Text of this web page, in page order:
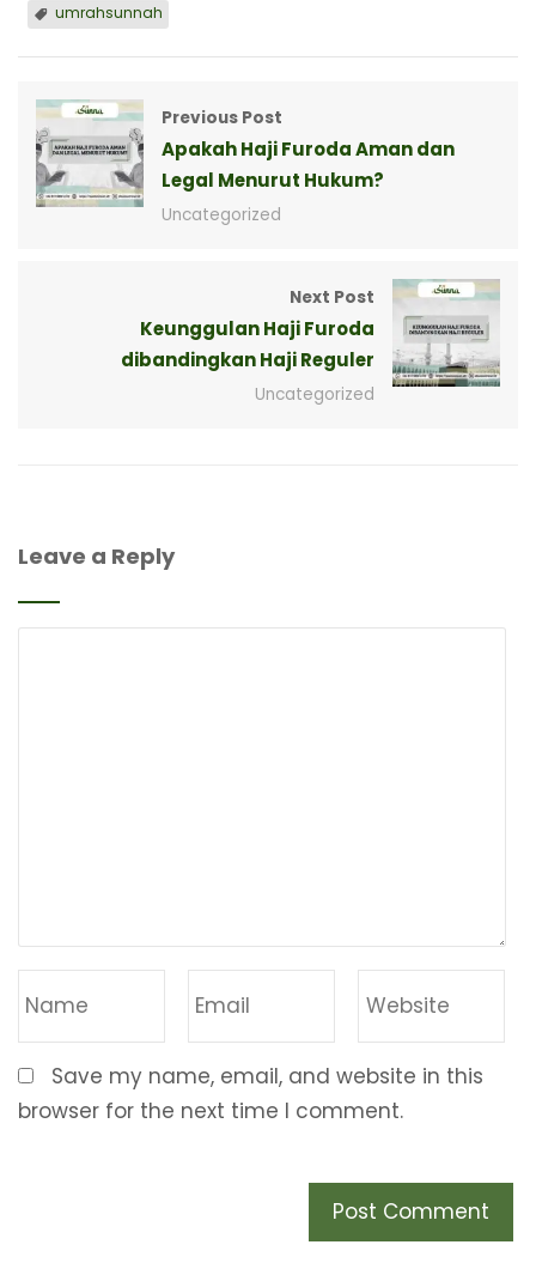
umrahsunnah
Previous Post
Apakah Haji Furoda Aman dan
Legal Menurut Hukum?
Uncategorized
Next Post
Keunggulan Haji Furoda
dibandingkan Haji Reguler
Uncategorized
Leave a Reply
Save my name, email, and website in this
browser for the next time I comment.